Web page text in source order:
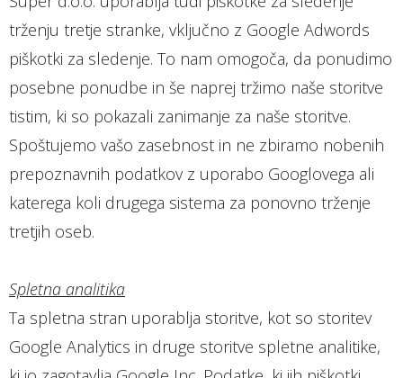
trženju tretje stranke, vključno z Google Adwords
piškotki za sledenje. To nam omogoča, da ponudimo
posebne ponudbe in še naprej tržimo naše storitve
tistim, ki so pokazali zanimanje za naše storitve.
Spoštujemo vašo zasebnost in ne zbiramo nobenih
prepoznavnih podatkov z uporabo Googlovega ali
katerega koli drugega sistema za ponovno trženje
tretjih oseb.
Spletna analitika
Ta spletna stran uporablja storitve, kot so storitev
Google Analytics in druge storitve spletne analitike,